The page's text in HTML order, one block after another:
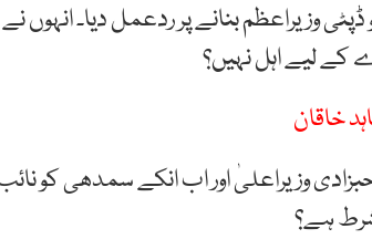
وزیراعظم بنانے پر ردعمل دیا۔ انہوں نے
لیے اہل نہیں؟
خاقان
وزیراعلیٰ اور اب انکے سمدھی کو
شرط ہے؟